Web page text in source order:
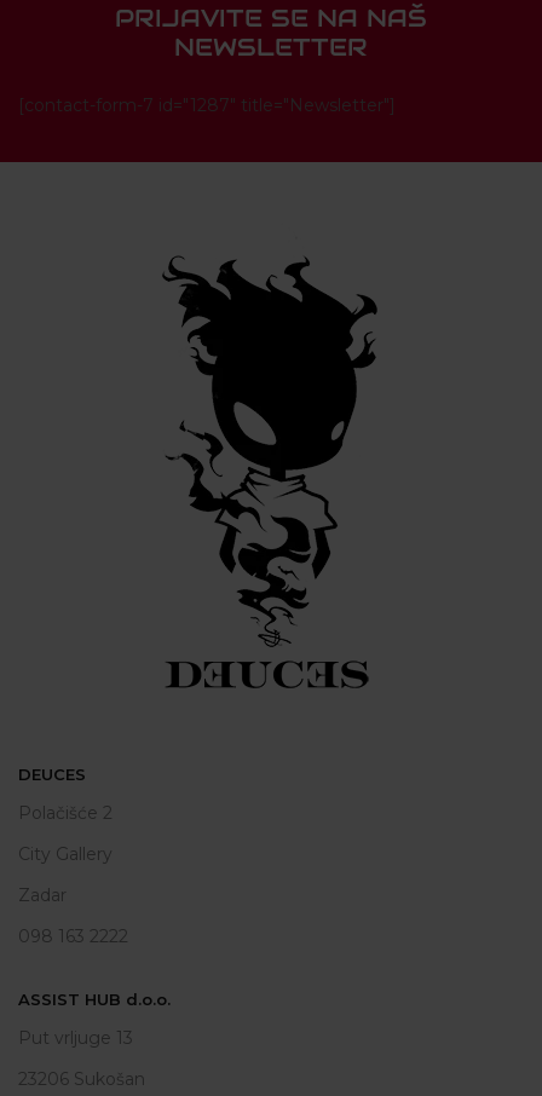
PRIJAVITE SE NA NAŠ
NEWSLETTER
[contact-form-7 id="1287" title="Newsletter"]
DEUCES
Polačišće 2
City Gallery
Zadar
098 163 2222
ASSIST HUB d.o.o.
Put vrljuge 13
23206 Sukošan